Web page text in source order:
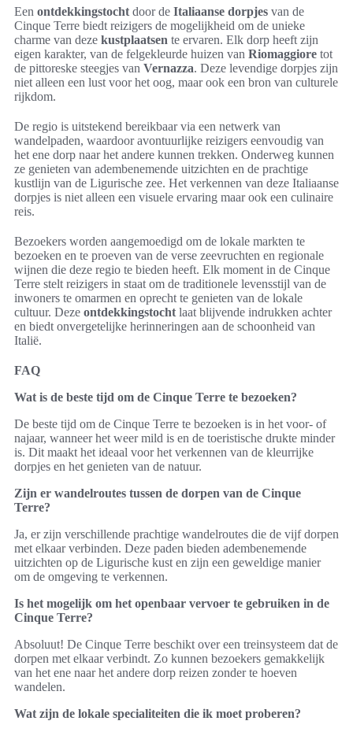
Een ontdekkingstocht door de Italiaanse dorpjes van de
Cinque Terre biedt reizigers de mogelijkheid om de unieke
charme van deze kustplaatsen te ervaren. Elk dorp heeft zijn
eigen karakter, van de felgekleurde huizen van Riomaggiore tot
de pittoreske steegjes van Vernazza. Deze levendige dorpjes zijn
niet alleen een lust voor het oog, maar ook een bron van culturele
rijkdom.
De regio is uitstekend bereikbaar via een netwerk van
wandelpaden, waardoor avontuurlijke reizigers eenvoudig van
het ene dorp naar het andere kunnen trekken. Onderweg kunnen
ze genieten van adembenemende uitzichten en de prachtige
kustlijn van de Ligurische zee. Het verkennen van deze Italiaanse
dorpjes is niet alleen een visuele ervaring maar ook een culinaire
reis.
Bezoekers worden aangemoedigd om de lokale markten te
bezoeken en te proeven van de verse zeevruchten en regionale
wijnen die deze regio te bieden heeft. Elk moment in de Cinque
Terre stelt reizigers in staat om de traditionele levensstijl van de
inwoners te omarmen en oprecht te genieten van de lokale
cultuur. Deze ontdekkingstocht laat blijvende indrukken achter
en biedt onvergetelijke herinneringen aan de schoonheid van
Italië.
FAQ
Wat is de beste tijd om de Cinque Terre te bezoeken?
De beste tijd om de Cinque Terre te bezoeken is in het voor- of
najaar, wanneer het weer mild is en de toeristische drukte minder
is. Dit maakt het ideaal voor het verkennen van de kleurrijke
dorpjes en het genieten van de natuur.
Zijn er wandelroutes tussen de dorpen van de Cinque
Terre?
Ja, er zijn verschillende prachtige wandelroutes die de vijf dorpen
met elkaar verbinden. Deze paden bieden adembenemende
uitzichten op de Ligurische kust en zijn een geweldige manier
om de omgeving te verkennen.
Is het mogelijk om het openbaar vervoer te gebruiken in de
Cinque Terre?
Absoluut! De Cinque Terre beschikt over een treinsysteem dat de
dorpen met elkaar verbindt. Zo kunnen bezoekers gemakkelijk
van het ene naar het andere dorp reizen zonder te hoeven
wandelen.
Wat zijn de lokale specialiteiten die ik moet proberen?